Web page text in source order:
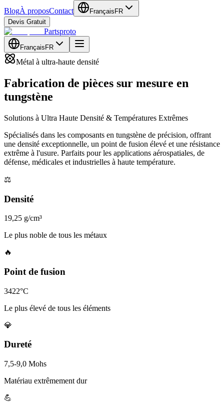
BlogÀ proposContact Français FR
Devis Gratuit
Partsproto
Français FR
Métal à ultra-haute densité
Fabrication de pièces sur mesure en
tungstène
Solutions à Ultra Haute Densité & Températures Extrêmes
Spécialisés dans les composants en tungstène de précision, offrant
une densité exceptionnelle, un point de fusion élevé et une résistance
extrême à l'usure. Parfaits pour les applications aérospatiales, de
défense, médicales et industrielles à haute température.
⚖️
Densité
19,25 g/cm³
Le plus noble de tous les métaux
🔥
Point de fusion
3422°C
Le plus élevé de tous les éléments
💎
Dureté
7,5-9,0 Mohs
Matériau extrêmement dur
💪